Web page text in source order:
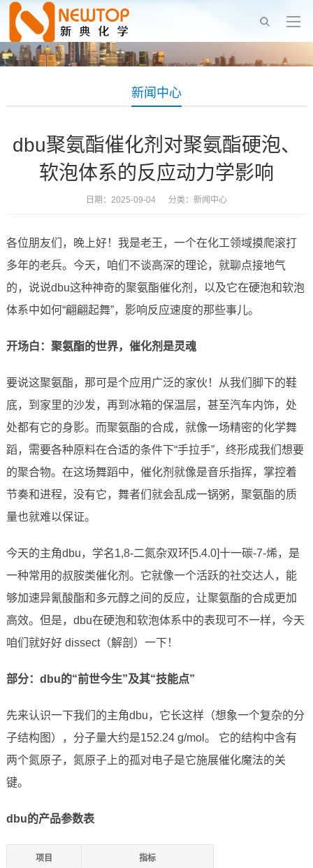
新闻中心
dbu聚氨酯催化剂对聚氨酯硬泡、
软泡体系的反应动力学影响
日期：2025-09-04 分类： 新闻中心
各位朋友们，晚上好！我是老王，一个在化工领域摸爬滚打
多年的老兵。今天，咱们不谈高深的理论，就聊点接地气
的，说说dbu这种神奇的聚氨酯催化剂，以及它在硬泡和软泡
体系中如何“翩翩起舞”，影响反应速度的那些事儿。
开场白：聚氨酯的世界，催化剂是灵魂
要说这聚氨酯，那可是个应用广泛的家伙！从我们脚下的鞋
底，到家里的沙发，再到冰箱的保温层，甚至汽车内饰，处
处都有它的身影。而聚氨酯的合成，就像一场精密的化学舞
蹈，需要各种原料在合适的条件下“手拉手”，终形成我们想要
的聚合物。在这场舞蹈中，催化剂就像是音乐指挥，掌控着
节奏和进程，没有它，舞者们就会乱成一锅粥，聚氨酯的质
量也就难以保证。
今天的主角dbu，学名1,8-二氮杂双环[5.4.0]十一碳-7-烯，是
一种常用的叔胺类催化剂。它就像一个活跃的社交达人，能
够加速异氰酸酯和多元醇之间的反应，让聚氨酯的合成更加
高效。但是，dbu在硬泡和软泡体系中的表现可不一样，今天
咱们就好好 dissect（解剖）一下！
部分：dbu的“前世今生”及其“技能点”
先来认识一下我们的主角dbu，它长这样（想象一个复杂的分
子结构图），分子量大约是152.24 g/mol。 它的结构中含有
两个氮原子，氮原子上的孤对电子是它施展催化魔法的关
键。
dbu的产品参数表
项目 指标